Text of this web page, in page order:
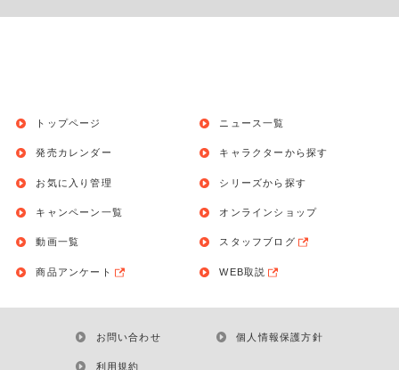
トップページ
発売カレンダー
お気に入り管理
ニュース一覧
キャラクターから探す
シリーズから探す
キャンペーン一覧
動画一覧
商品アンケート
オンラインショップ
スタッフブログ
WEB取説
お問い合わせ 個人情報保護方針
利用規約